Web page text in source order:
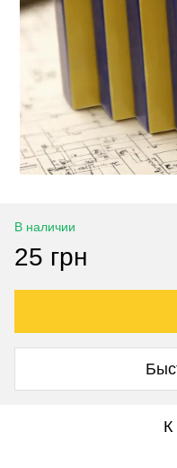
В наличии
25 грн
К